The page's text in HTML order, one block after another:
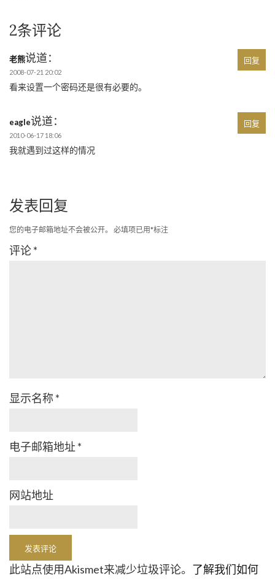
2条评论
老熊说道：
2008-07-21 20:02
看来设置一个密码还是很有必要的。
回复
eagle说道：
2010-06-17 18:06
我就遇到过这样的情况
回复
发表回复
您的电子邮箱地址不会被公开。 必填项已用*标注
评论*
显示名称 *
电子邮箱地址 *
网站地址
此站点使用Akismet来减少垃圾评论。 了解我们如何